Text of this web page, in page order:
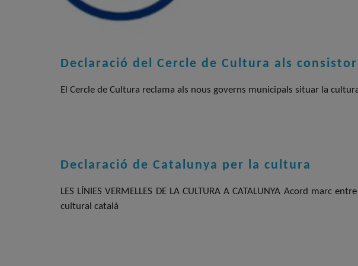
Declaració del Cercle de Cultura als
El Cercle de Cultura reclama als nous governs municipals situar la
Declaració de Catalunya per la cultura
LES LÍNIES VERMELLES DE LA CULTURA A CATALUNYA Acord
cultural català